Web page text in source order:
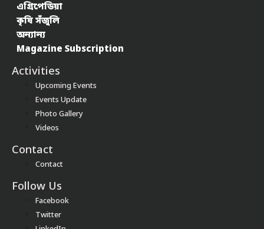
এগ্ৰিপেডিয়া
কৃষি সঁজুলি
অন্যান্য
Magazine Subscription
Activities
Upcoming Events
Events Update
Photo Gallery
Videos
Contact
Contact
Follow Us
Facebook
Twitter